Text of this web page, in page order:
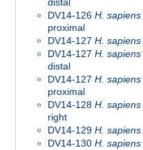
DV14-126 H. sapiens
proximal
DV14-127 H. sapiens
DV14-127 H. sapiens
distal
DV14-127 H. sapiens
proximal
DV14-128 H. sapiens
right
DV14-129 H. sapiens
DV14-130 H. sapiens